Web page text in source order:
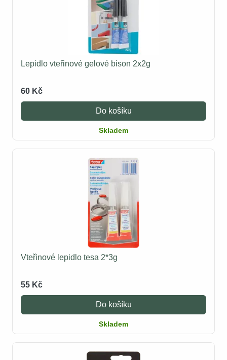
Lepidlo vteřinové gelové bison 2x2g
60 Kč
Do košíku
Skladem
Vteřinové lepidlo tesa 2*3g
55 Kč
Do košíku
Skladem